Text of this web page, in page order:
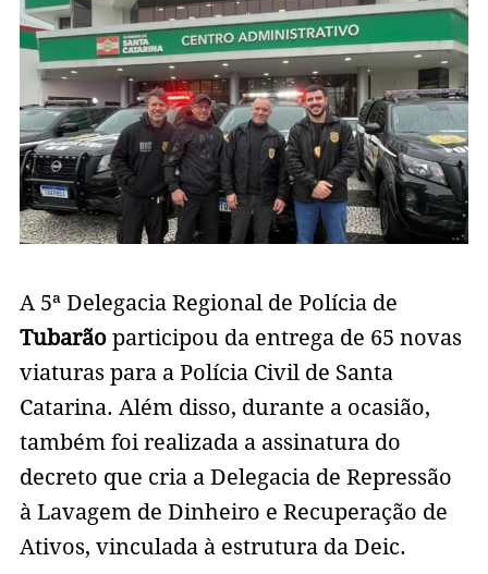
A 5ª Delegacia Regional de Polícia de
Tubarãoparticipou da entrega de 65 novas
viaturas para a Polícia Civil de Santa
Catarina. Além disso, durante a ocasião,
também foi realizada a assinatura do
decreto que cria a Delegacia de Repressão
à Lavagem de Dinheiro e Recuperação de
Ativos, vinculada à estrutura da Deic.